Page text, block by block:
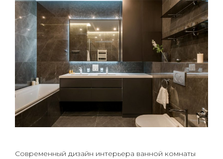
Современный дизайн интерьера ванной комнаты